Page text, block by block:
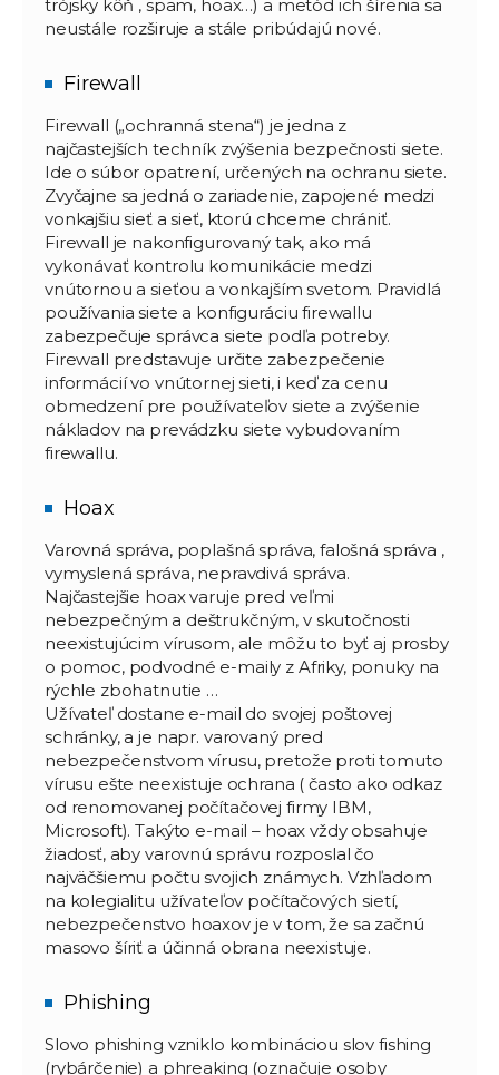
trójsky kôň , spam, hoax…) a metód ich šírenia sa
neustále rozširuje a stále pribúdajú nové.
Firewall
Firewall („ochranná stena“) je jedna z
najčastejších techník zvýšenia bezpečnosti siete.
Ide o súbor opatrení, určených na ochranu siete.
Zvyčajne sa jedná o zariadenie, zapojené medzi
vonkajšiu sieť a sieť, ktorú chceme chrániť.
Firewall je nakonfigurovaný tak, ako má
vykonávať kontrolu komunikácie medzi
vnútornou a sieťou a vonkajším svetom. Pravidlá
používania siete a konfiguráciu firewallu
zabezpečuje správca siete podľa potreby.
Firewall predstavuje určite zabezpečenie
informácií vo vnútornej sieti, i keď za cenu
obmedzení pre používateľov siete a zvýšenie
nákladov na prevádzku siete vybudovaním
firewallu.
Hoax
Varovná správa, poplašná správa, falošná správa ,
vymyslená správa, nepravdivá správa.
Najčastejšie hoax varuje pred veľmi
nebezpečným a deštrukčným, v skutočnosti
neexistujúcim vírusom, ale môžu to byť aj prosby
o pomoc, podvodné e-maily z Afriky, ponuky na
rýchle zbohatnutie …
Užívateľ dostane e-mail do svojej poštovej
schránky, a je napr. varovaný pred
nebezpečenstvom vírusu, pretože proti tomuto
vírusu ešte neexistuje ochrana ( často ako odkaz
od renomovanej počítačovej firmy IBM,
Microsoft). Takýto e-mail – hoax vždy obsahuje
žiadosť, aby varovnú správu rozposlal čo
najväčšiemu počtu svojich známych. Vzhľadom
na kolegialitu užívateľov počítačových sietí,
nebezpečenstvo hoaxov je v tom, že sa začnú
masovo šíriť a účinná obrana neexistuje.
Phishing
Slovo phishing vzniklo kombináciou slov fishing
(rybárčenie) a phreaking (označuje osoby